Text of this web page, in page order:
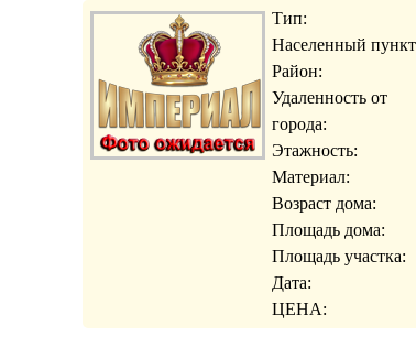
Тип:
Населенный
Район:
Удаленность от
города:
Этажность:
Материал:
Возраст дома:
Площадь дома:
Площадь участка:
Дата:
ЦЕНА: